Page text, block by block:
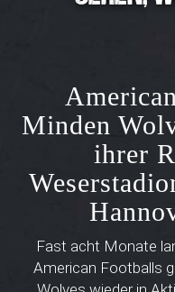
Minden
ihrer
Fast acht Monate
American Footballs